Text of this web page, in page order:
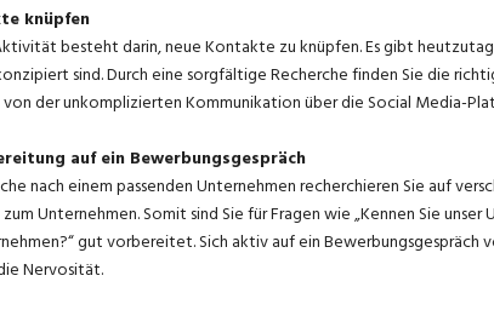
knüpfen
besteht darin, neue Kontakte zu knüpfen. Es gibt
sind. Durch eine sorgfältige Recherche finden Sie die
der unkomplizierten Kommunikation über die Social Media-
auf ein Bewerbungsgespräch
nach einem passenden Unternehmen recherchieren Sie auf
Unternehmen. Somit sind Sie für Fragen wie „Kennen Sie unser
gut vorbereitet. Sich aktiv auf ein Bewerbungsgespräch
Nervosität.